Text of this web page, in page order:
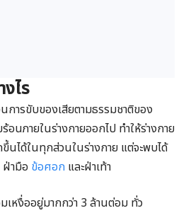
ไร
การขับของเสียตามธรรมชาติของ
อนภายในร่างกายออกไป ทำให้ร่างกาย
นได้ในทุกส่วนในร่างกาย แต่จะพบได้
ฝ่ามือ ข้อศอก และฝ่าเท้า
เหงื่ออยู่มากกว่า 3 ล้านต่อม ทั่ว